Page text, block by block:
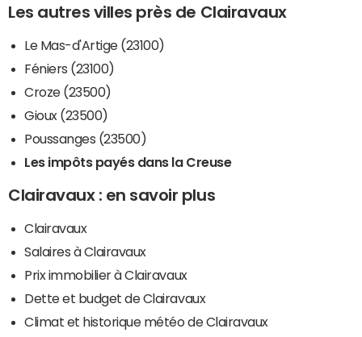
Les autres villes près de Clairavaux
Le Mas-d'Artige (23100)
Féniers (23100)
Croze (23500)
Gioux (23500)
Poussanges (23500)
Les impôts payés dans la Creuse
Clairavaux : en savoir plus
Clairavaux
Salaires à Clairavaux
Prix immobilier à Clairavaux
Dette et budget de Clairavaux
Climat et historique météo de Clairavaux